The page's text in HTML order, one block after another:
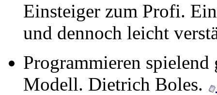
Einsteiger zum Profi.
und dennoch leicht
Programmieren
Modell. Dietrich Boles.